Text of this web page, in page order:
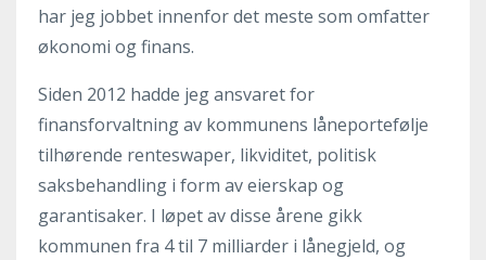
har jeg jobbet innenfor det meste som omfatter
økonomi og finans.
Siden 2012 hadde jeg ansvaret for
finansforvaltning av kommunens låneportefølje
tilhørende renteswaper, likviditet, politisk
saksbehandling i form av eierskap og
garantisaker. I løpet av disse årene gikk
kommunen fra 4 til 7 milliarder i lånegjeld, og